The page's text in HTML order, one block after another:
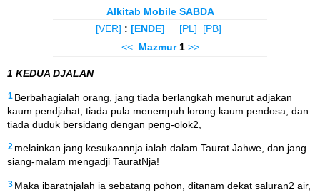
Alkitab Mobile SABDA
[VER] : [ENDE] [PL]
[PB]
<< Mazmur1 >>
1 KEDUA DJALAN
1 Berbahagialah orang, jang tiada berlangkah menurut adjakan
kaum pendjahat, tiada pula menempuh lorong kaum pendosa, dan
tiada duduk bersidang dengan peng-olok2,
2 melainkan jang kesukaannja ialah dalam Taurat Jahwe, dan jang
siang-malam mengadji TauratNja!
3 Maka ibaratnjalah ia sebatang pohon, ditanam dekat saluran2 air,